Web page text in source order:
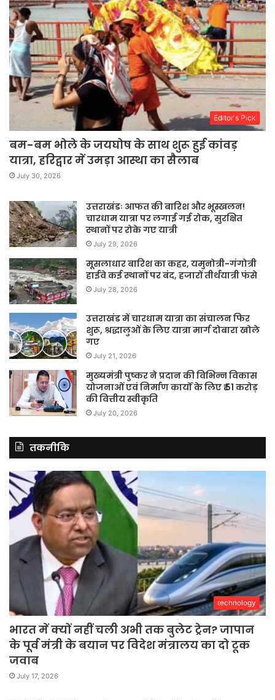
Editor's Pick
बम-बम भोले के जयघोष के साथ शुरू हुई कांवड़
यात्रा, हरिद्वार में उमड़ा आस्था का सैलाब
July 30, 2026
उत्तराखंडः आफत की बारिश और भूस्खलन!
चारधाम यात्रा पर लगाई गई रोक, सुरक्षित
स्थानों पर रोके गए यात्री
July 29, 2026
मूसलाधार बारिश का कहर, यमुनोत्री-गंगोत्री
हाईवे कई स्थानों पर बंद, हजारों तीर्थयात्री फंसे
July 28, 2026
उत्तराखंड में चारधाम यात्रा का संचालन फिर
शुरू, श्रद्धालुओं के लिए यात्रा मार्ग दोबारा खोले
गए
July 21, 2026
मुख्यमंत्री पुष्कर ने प्रदान की विभिन्न विकास
योजनाओं एवं निर्माण कार्यों के लिए ₹ 51 करोड़
की वित्तीय स्वीकृति
July 20, 2026
तकनीकि
technology
भारत में क्यों नहीं चली अभी तक बुलेट ट्रेन? जापान
के पूर्व मंत्री के बयान पर विदेश मंत्रालय का दो टूक
जवाब
July 17, 2026